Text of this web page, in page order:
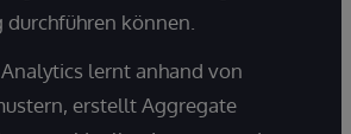
können.
lernt anhand von
erstellt Aggregate